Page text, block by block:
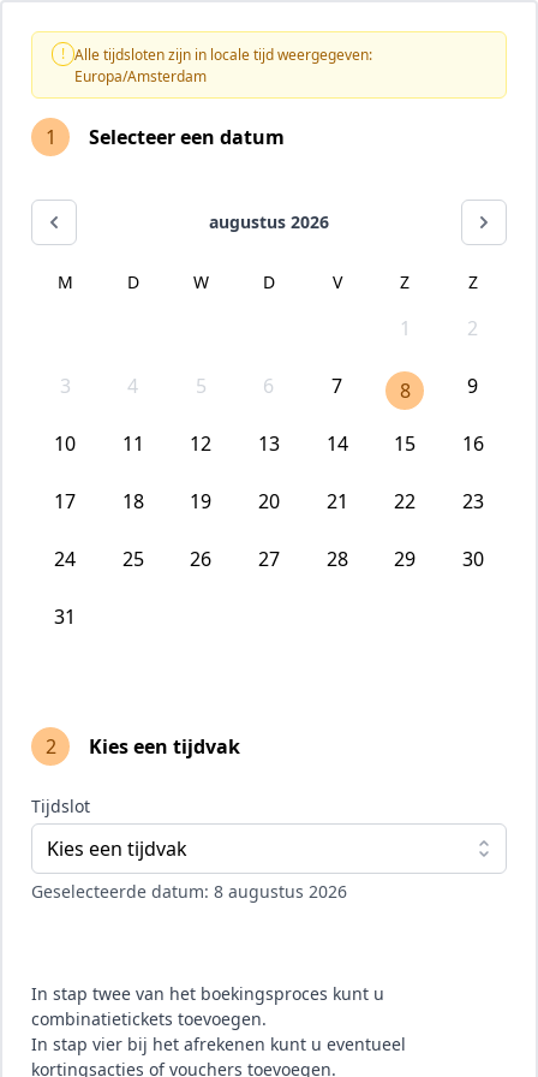
! Alle tijdsloten zijn in locale tijd weergegeven:
Europa/Amsterdam
1 Selecteer een datum
augustus 2026
M D W D V Z Z
1 2
3 4 5 6 7 8 9
10 11 12 13 14 15 16
17 18 19 20 21 22 23
24 25 26 27 28 29 30
31
2 Kies een tijdvak
Tijdslot
Kies een tijdvak
Geselecteerde datum: 8 augustus 2026
In stap twee van het boekingsproces kunt u
combinatietickets toevoegen.
In stap vier bij het afrekenen kunt u eventueel
kortingsacties of vouchers toevoegen.